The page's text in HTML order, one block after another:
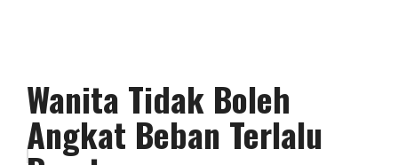
Wanita Tidak Boleh
Angkat Beban Terlalu